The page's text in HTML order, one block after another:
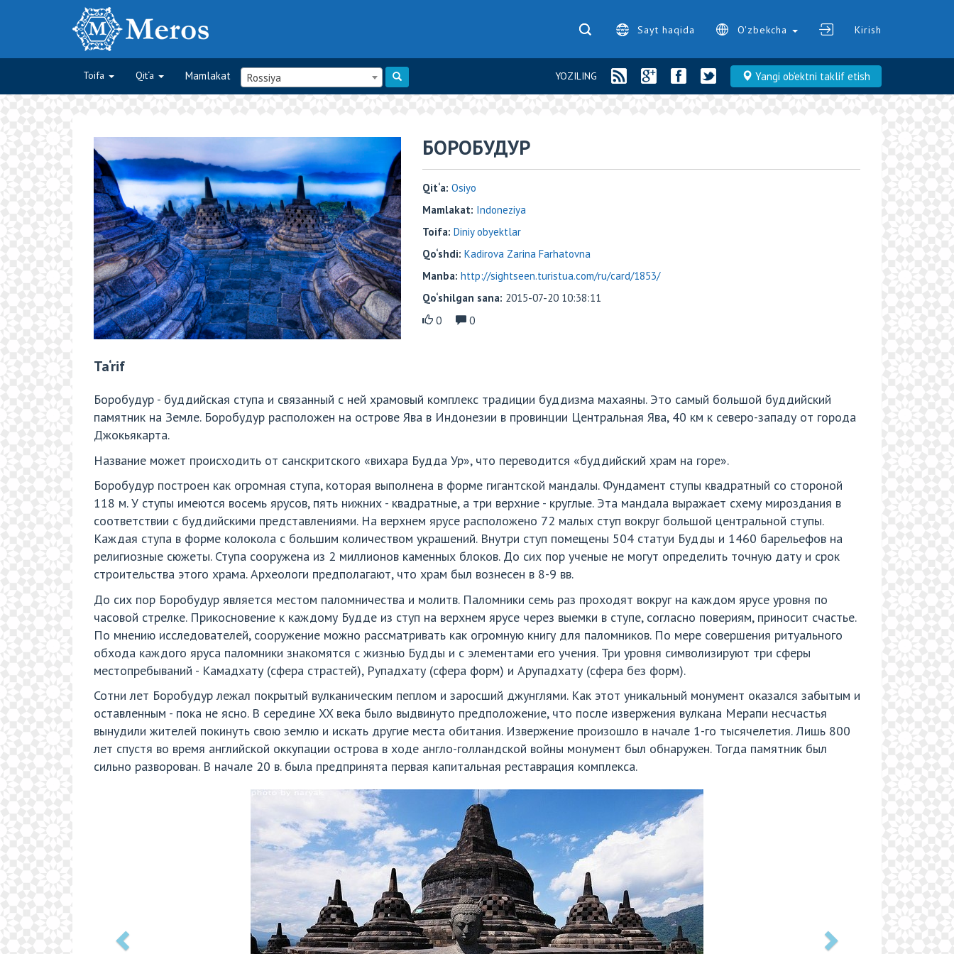
Sayt haqida O'zbekcha Kirish
Toifa Qit‘a Mamlakat Rossiya Yangi ob‘ektni taklif etish
YOZILING
БОРОБУДУР
Qit‘a: Osiyo
Mamlakat: Indoneziya
Toifa: Diniy obyektlar
Qo‘shdi: Kadirova Zarina Farhatovna
Manba: http://sightseen.turistua.com/ru/card/1853/
Qo‘shilgan sana: 2015-07-20 10:38:11
0
0
Ta‘rif
Боробудур - буддийская ступа и связанный с ней храмовый комплекс традиции буддизма махаяны. Это самый большой буддийский
памятник на Земле. Боробудур расположен на острове Ява в Индонезии в провинции Центральная Ява, 40 км к северо-западу от города
Джокьякарта.
Название может происходить от санскритского «вихара Будда Ур», что переводится «буддийский храм на горе».
Боробудур построен как огромная ступа, которая выполнена в форме гигантской мандалы. Фундамент ступы квадратный со стороной
118 м. У ступы имеются восемь ярусов, пять нижних - квадратные, а три верхние - круглые. Эта мандала выражает схему мироздания в
соответствии с буддийскими представлениями. На верхнем ярусе расположено 72 малых ступ вокруг большой центральной ступы.
Каждая ступа в форме колокола с большим количеством украшений. Внутри ступ помещены 504 статуи Будды и 1460 барельефов на
религиозные сюжеты. Ступа сооружена из 2 миллионов каменных блоков. До сих пор ученые не могут определить точную дату и срок
строительства этого храма. Археологи предполагают, что храм был вознесен в 8-9 вв.
До сих пор Боробудур является местом паломничества и молитв. Паломники семь раз проходят вокруг на каждом ярусе уровня по
часовой стрелке. Прикосновение к каждому Будде из ступ на верхнем ярусе через выемки в ступе, согласно повериям, приносит счастье.
По мнению исследователей, сооружение можно рассматривать как огромную книгу для паломников. По мере совершения ритуального
обхода каждого яруса паломники знакомятся с жизнью Будды и с элементами его учения. Три уровня символизируют три сферы
местопребываний - Камадхату (сфера страстей), Рупадхату (сфера форм) и Арупадхату (сфера без форм).
Сотни лет Боробудур лежал покрытый вулканическим пеплом и заросший джунглями. Как этот уникальный монумент оказался забытым и
оставленным - пока не ясно. В середине XX века было выдвинуто предположение, что после извержения вулкана Мерапи несчастья
вынудили жителей покинуть свою землю и искать другие места обитания. Извержение произошло в начале 1-го тысячелетия. Лишь 800
лет спустя во время английской оккупации острова в ходе англо-голландской войны монумент был обнаружен. Тогда памятник был
сильно разворован. В начале 20 в. была предпринята первая капитальная реставрация комплекса.